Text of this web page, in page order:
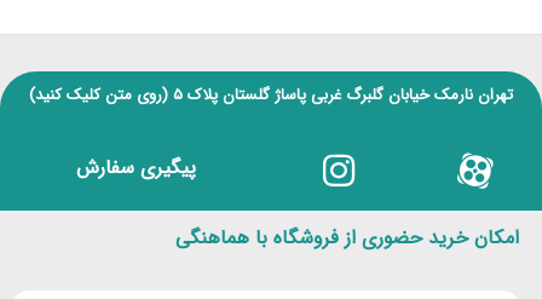
تهران نارمک خیابان گلبرگ غربی پاساژ گلستان پلاک ۵ (روی متن کلیک کنید)
پیگیری سفارش
امکان خرید حضوری از فروشگاه با هماهنگی